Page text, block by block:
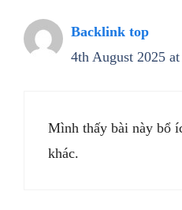
Backlink top
4th August 2025
Mình thấy bài này bổ
khác.